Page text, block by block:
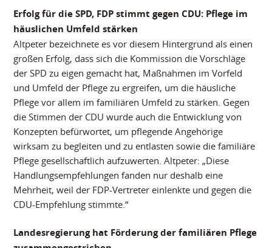
Erfolg für die SPD, FDP stimmt gegen CDU: Pflege im
häuslichen Umfeld stärken
Altpeter bezeichnete es vor diesem Hintergrund als einen
großen Erfolg, dass sich die Kommission die Vorschläge
der SPD zu eigen gemacht hat, Maßnahmen im Vorfeld
und Umfeld der Pflege zu ergreifen, um die häusliche
Pflege vor allem im familiären Umfeld zu stärken. Gegen
die Stimmen der CDU wurde auch die Entwicklung von
Konzepten befürwortet, um pflegende Angehörige
wirksam zu begleiten und zu entlasten sowie die familiäre
Pflege gesellschaftlich aufzuwerten. Altpeter: „Diese
Handlungsempfehlungen fanden nur deshalb eine
Mehrheit, weil der FDP-Vertreter einlenkte und gegen die
CDU-Empfehlung stimmte.“
Landesregierung hat Förderung der familiären Pflege